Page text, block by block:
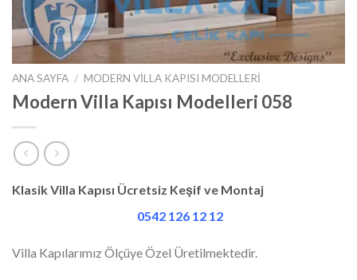
ANA SAYFA / MODERN VILLA KAPISI MODELLERI
Modern Villa Kapısı Modelleri 058
Klasik Villa Kapısı Ücretsiz Keşif ve Montaj
0542 126 12 12
Villa Kapılarımız Ölçüye Özel Üretilmektedir.